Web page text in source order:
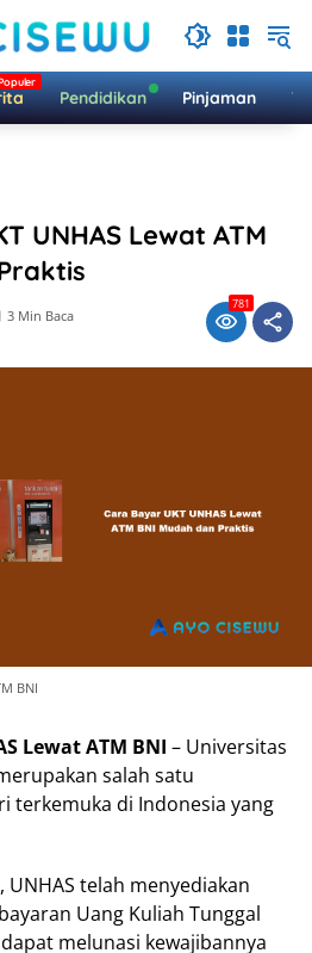
Pendidikan Pinjaman
UNHAS Lewat ATM
3 Min Baca
781
BNI
Lewat ATM BNI – Universitas
salah satu
terkemuka di Indonesia yang
UNHAS telah menyediakan
Uang Kuliah Tunggal
melunasi kewajibannya